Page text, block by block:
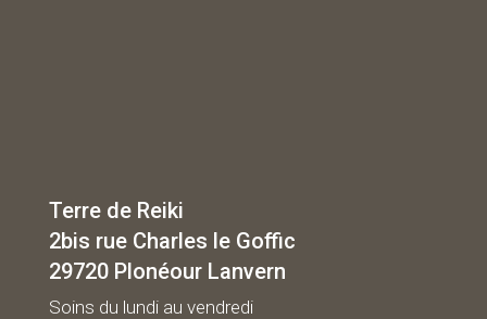
Terre de Reiki
2bis rue Charles le Goffic
29720 Plonéour Lanvern
Soins du lundi au vendredi